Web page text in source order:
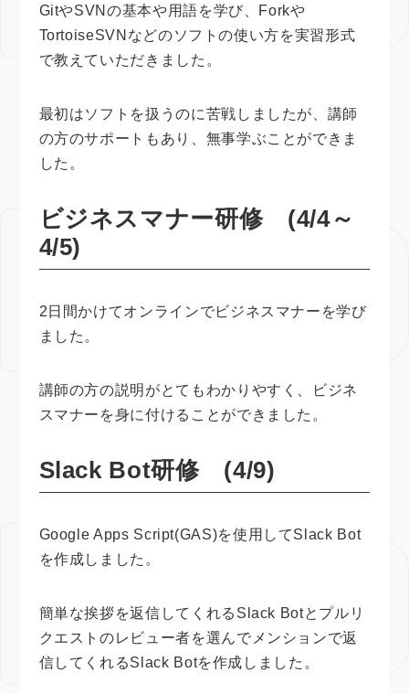
GitやSVNの基本や用語を学び、Forkや
TortoiseSVNなどのソフトの使い方を実習形式
で教えていただきました。
最初はソフトを扱うのに苦戦しましたが、講師
の方のサポートもあり、無事学ぶことができま
した。
ビジネスマナー研修 (4/4～
4/5)
2日間かけてオンラインでビジネスマナーを学び
ました。
講師の方の説明がとてもわかりやすく、ビジネ
スマナーを身に付けることができました。
Slack Bot研修 (4/9)
Google Apps Script(GAS)を使用してSlack Bot
を作成しました。
簡単な挨拶を返信してくれるSlack Botとプルリ
クエストのレビュー者を選んでメンションで返
信してくれるSlack Botを作成しました。